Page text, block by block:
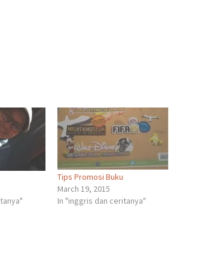
Tips Promosi Buku
March 19, 2015
In "inggris dan ceritanya"